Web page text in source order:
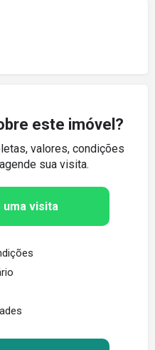
este imóvel?
valores, condições
sua visita.
uma visita